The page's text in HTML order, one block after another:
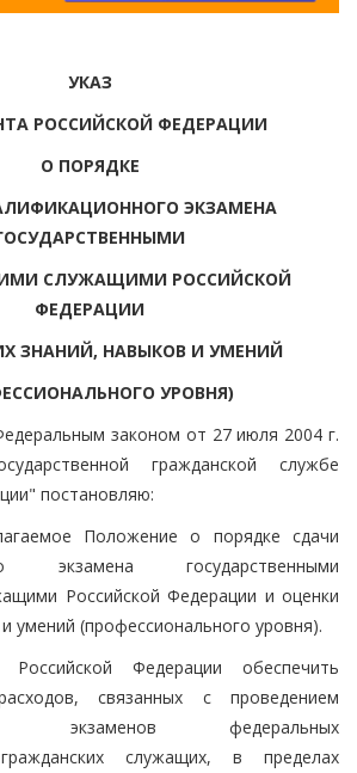
УКАЗ
РОССИЙСКОЙ ФЕДЕРАЦИИ
О ПОРЯДКЕ
ЭКЗАМЕНА
СЛУЖАЩИМИ РОССИЙСКОЙ
ФЕДЕРАЦИИ
ЗНАНИЙ, НАВЫКОВ И УМЕНИЙ
УРОВНЯ)
законом от 27 июля 2004 г.
гражданской службе
постановляю:
Положение о порядке сдачи
экзамена государственными
Российской Федерации и оценки
умений (профессионального уровня).
Российской Федерации обеспечить
связанных с проведением
экзаменов федеральных
гражданских служащих, в пределах